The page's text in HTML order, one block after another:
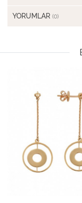
YORUMLAR (0)